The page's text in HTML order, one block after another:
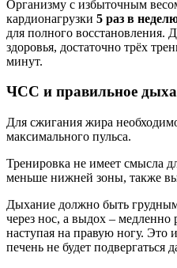
Организму с избыточным
кардионагрузки 5 раз в
для полного восстановления.
здоровья, достаточно трёх
минут.
ЧСС и правильное
Для сжигания жира
максимального пульса.
Тренировка не имеет смысла
меньше нижней зоны, также
Дыхание должно быть
через нос, а выдох – медленно
наступая на правую ногу. Это
печень не будет подвергаться